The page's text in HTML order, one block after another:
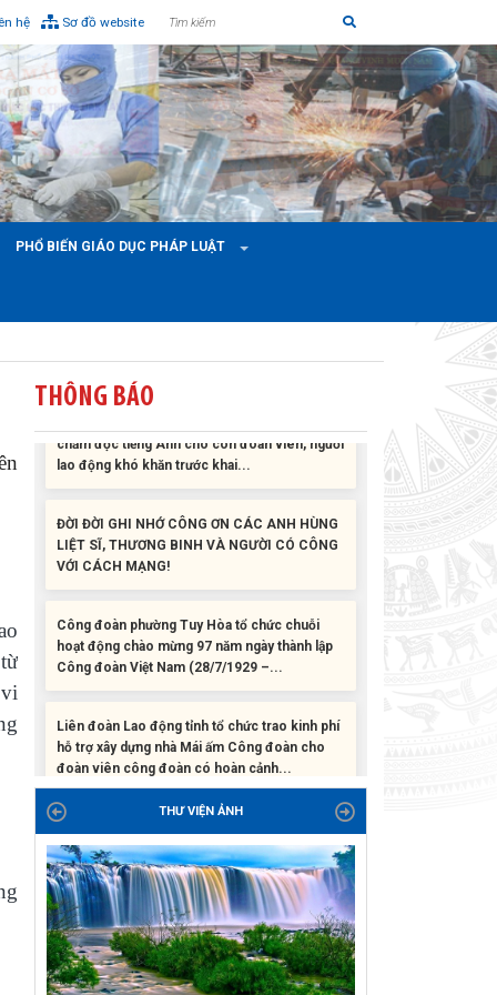
hệ Sơ đồ website
PHỔ BIẾN GIÁO DỤC PHÁP LUẬT
THÔNG BÁO
Liên đoàn Lao động tỉnh tổ chức trao kinh phí
hỗ trợ xây dựng nhà Mái ấm Công đoàn cho
đoàn viên công đoàn có hoàn cảnh...
thuộc Công đoàn phường Tân An
Liên đoàn Lao động tỉnh trao tặng 100 bộ bút
chấm đọc tiếng Anh cho con đoàn viên, người
ĐỜI ĐỜI GHI NHỚ CÔNG ƠN CÁC ANH HÙNG
VỚI CÁCH MẠNG!
Công đoàn phường Tuy Hòa tổ chức chuỗi
Công đoàn Việt Nam (28/7/1929 –...
Liên đoàn Lao động tỉnh tổ chức trao kinh phí
đoàn viên công đoàn có hoàn cảnh...
Bàn giao Mái ấm công đoàn cho 2 đoàn viên
thuộc Công đoàn phường Tân An
Liên đoàn Lao động tỉnh trao tặng 100 bộ bút
chấm đọc tiếng Anh cho con đoàn viên, người
lao động khó khăn trước khai...
ĐỜI ĐỜI GHI NHỚ CÔNG ƠN CÁC ANH HÙNG
LIỆT SĨ, THƯƠNG BINH VÀ NGƯỜI CÓ CÔNG
THƯ VIỆN ẢNH